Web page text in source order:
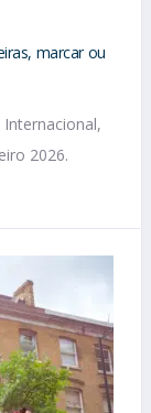
marcar ou
Internacional,
2026.